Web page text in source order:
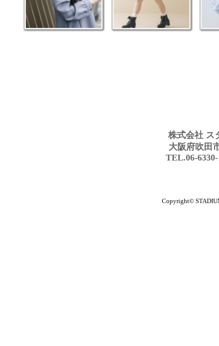
株式会社 ス
大阪府吹田
TEL.06-
Copyright©